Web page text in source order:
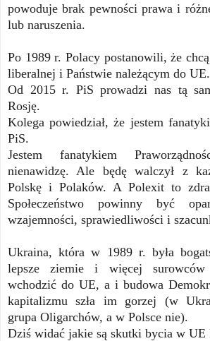
powoduje brak pewności prawa i
lub naruszenia.
Po 1989 r. Polacy postanowili, że
liberalnej i Państwie należącym do UE.
Od 2015 r. PiS prowadzi nas tą
Rosję.
Kolega powiedział, że jestem
PiS.
Jestem fanatykiem
nienawidzę. Ale będę walczył z
Polskę i Polaków. A Polexit to
Społeczeństwo powinny być
wzajemności, sprawiedliwości i
Ukraina, która w 1989 r. była
lepsze ziemie i więcej surowców
wchodzić do UE, a i budowa
kapitalizmu szła im gorzej (w
grupa Oligarchów, a w Polsce nie).
Dziś widać jakie są skutki bycia w UE